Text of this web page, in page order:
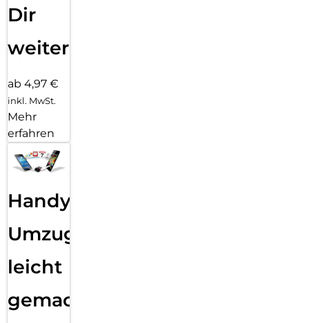
Dir
weiter
ab 4,97 €
inkl. MwSt.
Mehr
erfahren
Handy
Umzug
leicht
gemacht!